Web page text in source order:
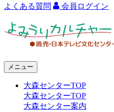
よくある質問 会員ログイン
メニュー
大森センターTOP
大森センターTOP
大森センター案内